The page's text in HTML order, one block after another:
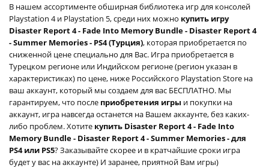
В нашем ассортименте обширная библиотека игр для консолей
Playstation 4 и Playstation 5, среди них можно купить игру
Disaster Report 4 - Fade Into Memory Bundle - Disaster Report 4
- Summer Memories - PS4 (Турция), которая приобретается по
сниженной цене специально для Вас. Игра приобретается в
Турецком регионе или Индийском регионе (регион указан в
характеристиках) по цене, ниже Российского Playstation Store на
ваш аккаунт, который мы создаем для вас БЕСПЛАТНО. Мы
гарантируем, что после приобретения игры и покупки на
аккаунт, игра навсегда останется на Вашем аккаунте, без каких-
либо проблем. Хотите купить Disaster Report 4 - Fade Into
Memory Bundle - Disaster Report 4 - Summer Memories - для
PS4 или PS5? Заказывайте скорее и в кратчайшие сроки игра
будет у вас на аккаунте) И заранее, приятной Вам игры)